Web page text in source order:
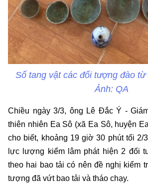
Số tang vật các đối tượng đào
Ảnh: QA
Chiều ngày 3/3, ông Lê Đắc Ý -
thiên nhiên Ea Sô (xã Ea Sô, huyện
cho biết, khoảng 19 giờ 30 phút tối 2/
lực lượng kiểm lâm phát hiện 2 đối
theo hai bao tải có nên đề nghị kiểm
tượng đã vứt bao tải và tháo chạy.